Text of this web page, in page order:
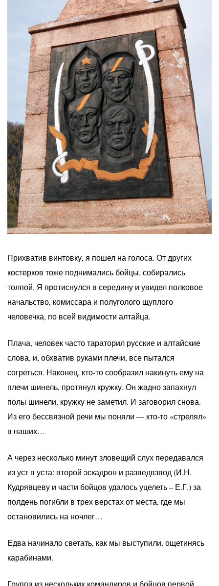
Прихватив винтовку, я пошел на голоса. От других
костерков тоже поднимались бойцы, собирались
толпой. Я протиснулся в середину и увидел полковое
начальство, комиссара и полуголого щуплого
человечка, по всей видимости алтайца.
Плача, человек часто тараторил русские и алтайские
слова, и, обхватив руками плечи, все пытался
согреться. Наконец, кто-то сообразил накинуть ему на
плечи шинель, протянул кружку. Он жадно запахнул
полы шинели, кружку не заметил. И заговорил снова.
Из его бессвязной речи мы поняли — кто-то «стрелял»
в наших…
А через несколько минут зловещий слух передавался
из уст в уста: второй эскадрон и разведвзвод (И.Н.
Кудрявцеву и части бойцов удалось уцелеть – Е.Г.) за
полдень погибли в трех верстах от места, где мы
остановились на ночлег…
Едва начинало светать, как мы выступили, ощетинясь
карабинами.
Группа из нескольких командиров и бойцов первой